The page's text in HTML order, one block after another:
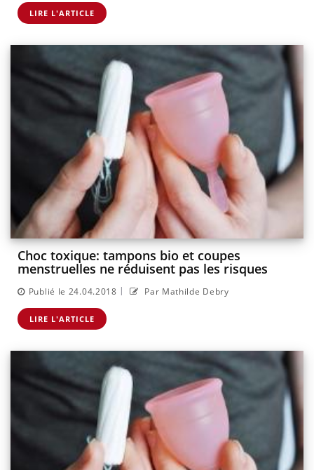
LIRE L'ARTICLE
Choc toxique: tampons bio et coupes
menstruelles ne réduisent pas les risques
Publié le 24.04.2018 | Par Mathilde Debry
LIRE L'ARTICLE